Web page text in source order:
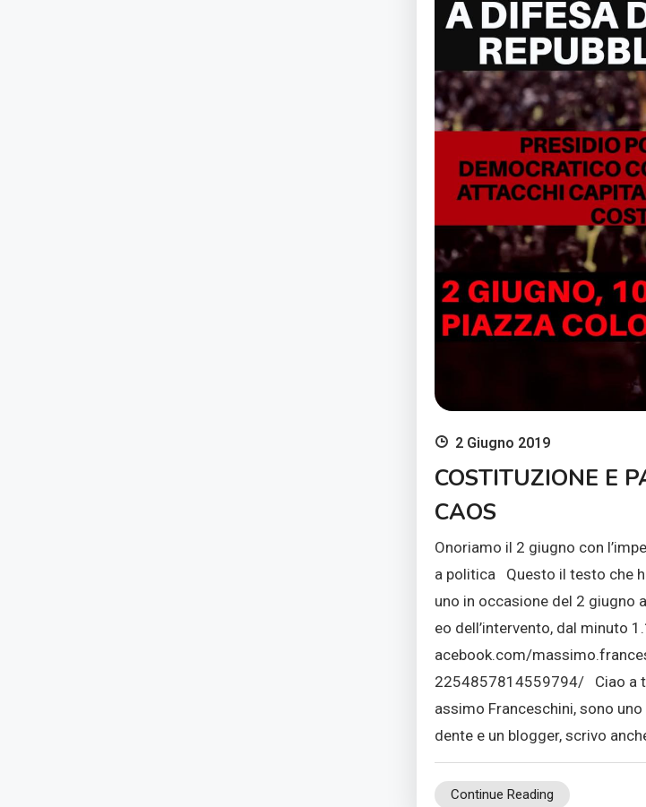
2 Giugno 2019
COSTITUZIONE E
CAOS
Onoriamo il 2 giugno con
a politica Questo il testo che
uno in occasione del 2 giugno
eo dell’intervento, dal minuto
acebook.com/
2254857814559794/ Ciao a
assimo Franceschini, sono
dente e un blogger, scrivo
Continue Reading